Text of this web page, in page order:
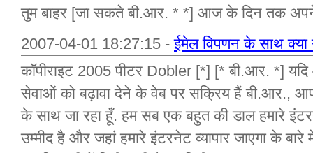
तुम बाहर [जा सकते बी.आर. * *] आज के दिन तक
2007-04-01 18:27:15 -ईमेल विपणन के साथ
कॉपीराइट 2005 पीटर Dobler [*] [* बी.आर. *] यदि
सेवाओं को बढ़ावा देने के वेब पर सक्रिय हैं बी.आर.,
के साथ जा रहा हूँ. हम सब एक बहुत की डाल हमारे
उम्मीद है और जहां हमारे इंटरनेट व्यापार जाएगा के